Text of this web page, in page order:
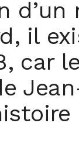
d’un
il
car